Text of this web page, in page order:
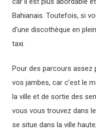
Bahianais. Toutefois, si
d’une discothèque en
taxi.
Pour des parcours assez
vos jambes, car c’est le
la ville et de sortie des
vous vous trouvez dans
se situe dans la ville